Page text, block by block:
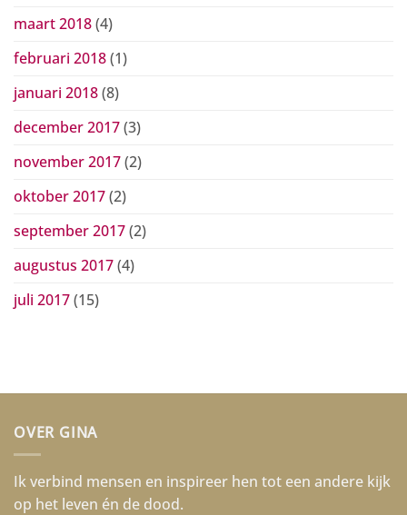
maart 2018(4)
februari 2018(1)
januari 2018(8)
december 2017(3)
november 2017(2)
oktober 2017(2)
september 2017(2)
augustus 2017(4)
juli 2017(15)
OVER GINA
Ik verbind mensen en inspireer hen tot een andere kijk
op het leven én de dood.